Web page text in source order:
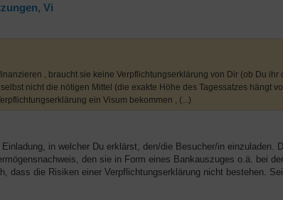
Vi
, braucht sie keine Verpflichtungserklärung von Dir (ob Du
nicht die nötigen Mittel (die exakte Höhe des Tagessatzes hängt
ein Visum bekommen , (...)
in welcher Du erklärst, den/die Besucher/in einzuladen.
den sie in Form eines Bankauszuges o.ä. bei
dass die Risiken einer Verpflichtungserklärung nicht bestehen.